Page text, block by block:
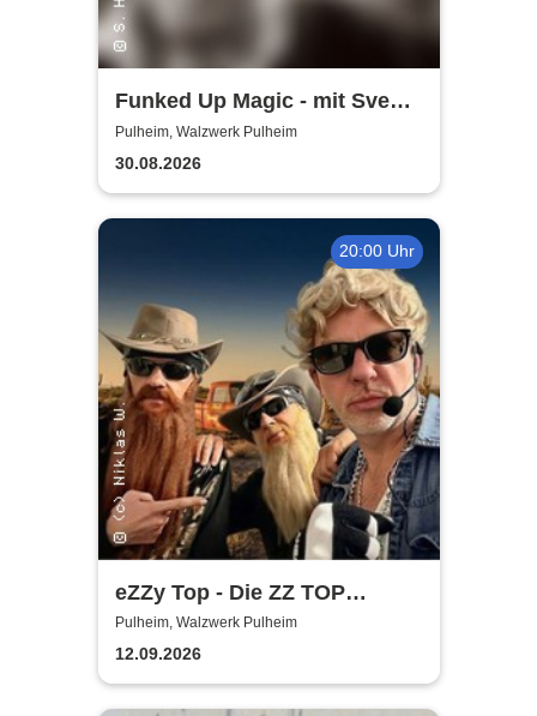
Funked Up Magic - mit Sven
Heubes & Band
Pulheim, Walzwerk Pulheim
30.08.2026
20:00 Uhr
eZZy Top - Die ZZ TOP
Coverband
Pulheim, Walzwerk Pulheim
12.09.2026